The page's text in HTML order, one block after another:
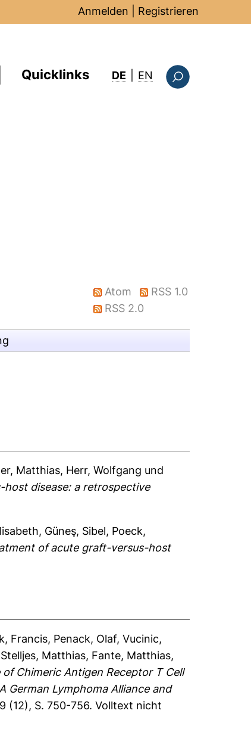
Anmelden Registrieren
Quicklinks DE EN : this page in
Atom
RSS 1.0
RSS 2.0
Matthias, Herr, Wolfgang und
disease: a retrospective
, Güneş, Sibel, Poeck,
of acute graft-versus-host
Francis, Penack, Olaf,Vucinic,
Stelljes, Matthias, Fante, Matthias,
Chimeric Antigen Receptor T Cell
German Lymphoma Alliance and
(12), S. 750-756.Volltext nicht